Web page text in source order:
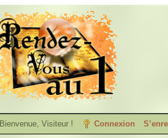
Bienvenue, Visiteur ! Connexion